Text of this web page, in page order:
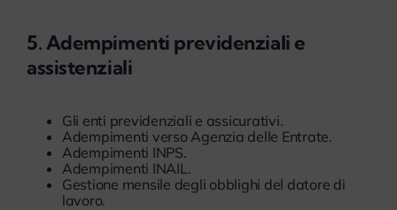
5. Adempimenti previdenziali e
assistenziali
Gli enti previdenziali e assicurativi.
Adempimenti verso Agenzia delle Entrate.
Adempimenti INPS.
Adempimenti INAIL.
Gestione mensile degli obblighi del datore di
lavoro.